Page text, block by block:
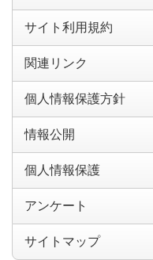
サイト利用規約
関連リンク
個人情報保護方針
情報公開
個人情報保護
アンケート
サイトマップ